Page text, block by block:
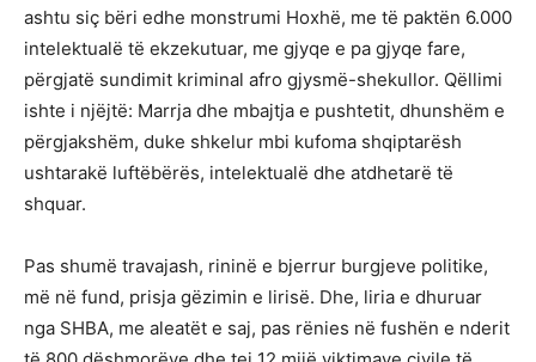
ashtu siç bëri edhe monstrumi Hoxhë, me të paktën 6.000
intelektualë të ekzekutuar, me gjyqe e pa gjyqe fare,
përgjatë sundimit kriminal afro gjysmë-shekullor. Qëllimi
ishte i njëjtë: Marrja dhe mbajtja e pushtetit, dhunshëm e
përgjakshëm, duke shkelur mbi kufoma shqiptarësh
ushtarakë luftëbërës, intelektualë dhe atdhetarë të
shquar.
Pas shumë travajash, rininë e bjerrur burgjeve politike,
më në fund, prisja gëzimin e lirisë. Dhe, liria e dhuruar
nga SHBA, me aleatët e saj, pas rënies në fushën e nderit